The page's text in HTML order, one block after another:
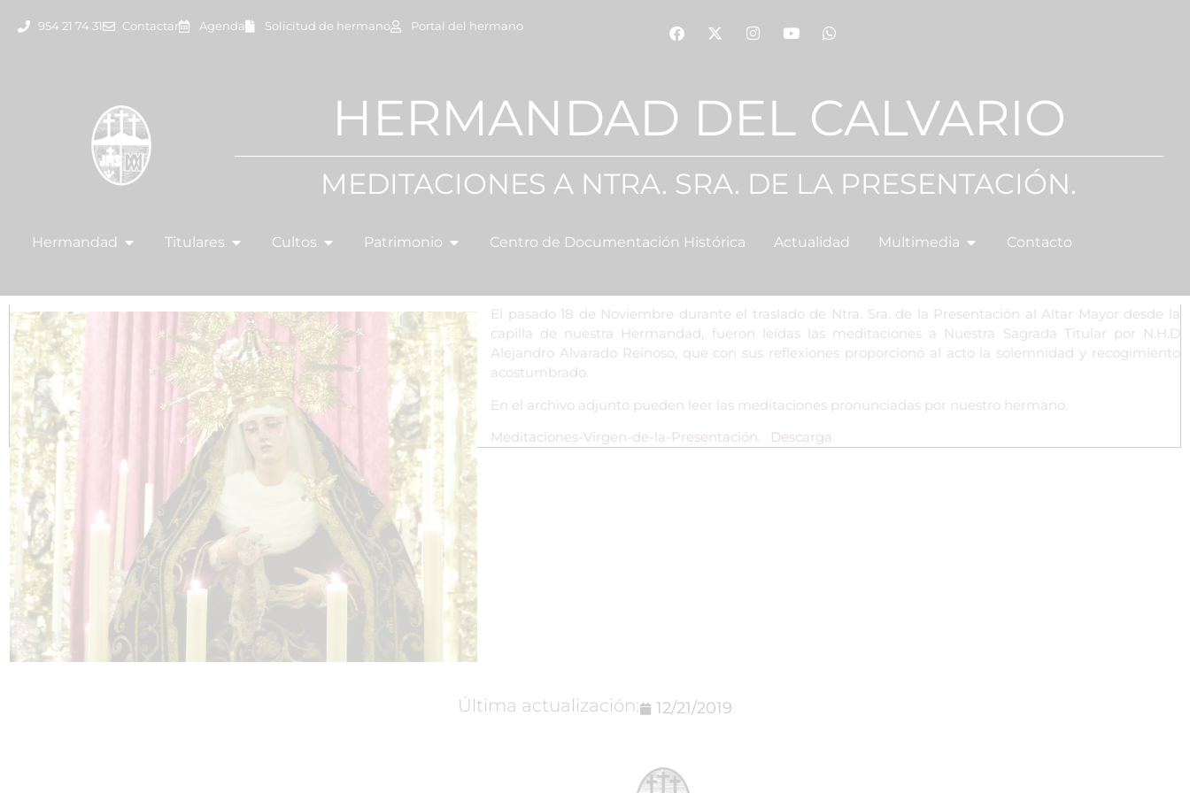
954 21 74 31 Contactar Agenda Solicitud de hermano Portal del hermano
HERMANDAD DEL CALVARIO
MEDITACIONES A NTRA. SRA. DE LA PRESENTACIÓN.
Hermandad Titulares Cultos Patrimonio Centro de Documentación Histórica Actualidad Multimedia Contacto
El pasado 18 de Noviembre durante el traslado de Ntra. Sra. de la Presentación al Altar Mayor desde la
capilla de nuestra Hermandad, fueron leídas las meditaciones a Nuestra Sagrada Titular por N.H.D
Alejandro Alvarado Reinoso, que con sus reflexiones proporcionó al acto la solemnidad y recogimiento
acostumbrado.
En el archivo adjunto pueden leer las meditaciones pronunciadas por nuestro hermano.
Meditaciones-Virgen-de-la-Presentación.
Descarga
Última actualización: 12/21/2019